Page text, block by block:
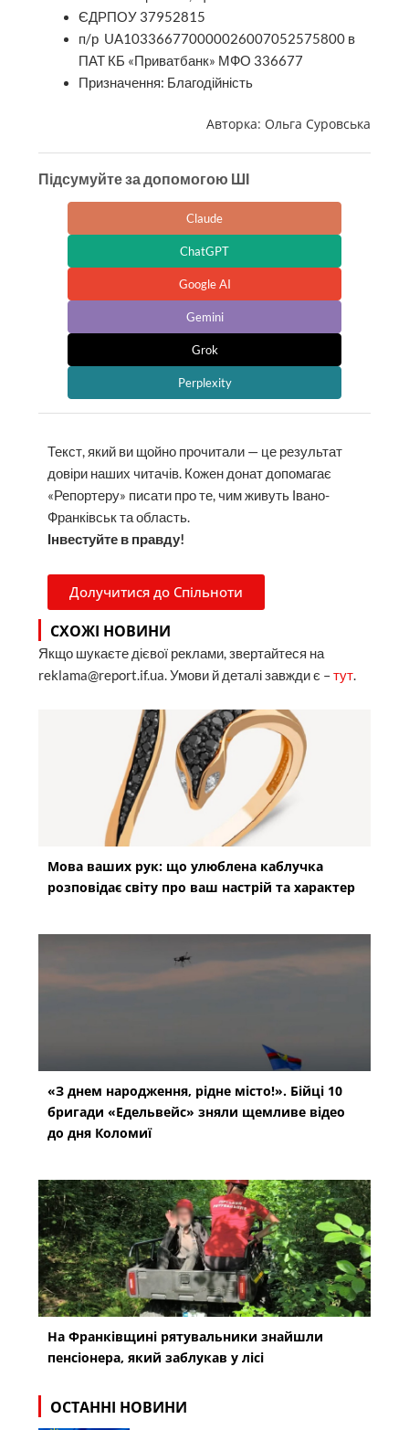
ЄДРПОУ 37952815
п/р UA103366770000026007052575800 в
ПАТ КБ «Приватбанк» МФО 336677
Призначення: Благодійність
Авторка: Ольга Суровська
Підсумуйте за допомогою ШІ
Claude
ChatGPT
Google AI
Gemini
Grok
Perplexity
Текст, який ви щойно прочитали — це результат
довіри наших читачів. Кожен донат допомагає
«Репортеру» писати про те, чим живуть Івано-
Франківськ та область.
Інвестуйте в правду!
Долучитися до Спільноти
СХОЖІ НОВИНИ
Якщо шукаєте дієвої реклами, звертайтеся на
reklama@report.if.ua. Умови й деталі завжди є –тут.
Мова ваших рук: що улюблена каблучка
розповідає світу про ваш настрій та характер
«З днем народження, рідне місто!». Бійці 10
бригади «Едельвейс» зняли щемливе відео
до дня Коломиї
На Франківщині рятувальники знайшли
пенсіонера, який заблукав у лісі
ОСТАННІ НОВИНИ